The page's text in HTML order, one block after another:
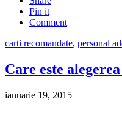
Pin it
Comment
carti recomandate, personal
Care este
ianuarie 19, 2015